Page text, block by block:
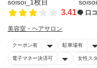
3.41 口
美容室・ヘアサロン
クーポン有 駐車場有
電子マネー決済可 女性ス